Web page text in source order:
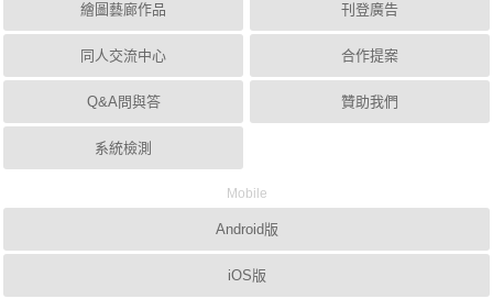
繪圖藝廊作品
同人交流中心
Q&A問與答
系統檢測
刊登廣告
合作提案
贊助我們
Mobile
Android版
iOS版